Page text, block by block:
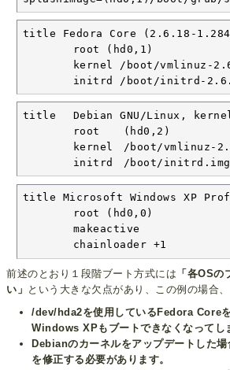
title Fedora Core (2.6.18-
initrd /boot/initrd-
title	Debian GNU/Linux, kernel 2.6.17-2-686
initrd	/boot/
title Microsoft Windows XP
	chainloader +1
前述のとおり１段階ブート方式には 「各OS
い」 という大きな欠点があり、この例の場合、
/dev/hda2を使用しているFedora Core
Windows XPもブートできなくなってし
Debianのカーネルをアップデートした
を修正する必要があります。